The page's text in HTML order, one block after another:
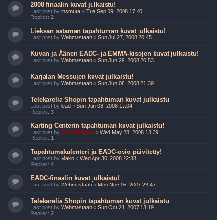
2008 finaalin kuvat julkaistu!
Last post by msmura « Tue Sep 09, 2008 17:40
Replies: 2
Lieksan sataman tapahtuman kuvat julkaistu!
Last post by Webmastaah « Sun Jul 27, 2008 20:45
Kuvan ja Äänen EADC- ja EMMA-kisojen kuvat julkaistu!
Last post by Webmastaah « Sun Jun 29, 2008 20:53
Karjalan Messujen kuvat julkaistu!
Last post by Webmastaah « Sun Jun 08, 2008 21:39
Telekarelia Shopin tapahtuman kuvat julkaistu!
Last post by lead « Sun Jun 08, 2008 17:04
Replies: 3
Karting Centerin tapahtuman kuvat julkaistu!
Last post by SecondWave « Wed May 28, 2008 13:39
Replies: 1
Tapahtumakalenteri ja EADC-osio päivitetty!
Last post by Mako « Wed Apr 30, 2008 22:38
Replies: 4
EADC-finaalin kuvat julkaistu!
Last post by Webmastaah « Mon Nov 05, 2007 23:47
Telekarelia Shopin tapahtuman kuvat julkaistu!
Last post by Webmastaah « Sun Oct 21, 2007 13:19
Replies: 2